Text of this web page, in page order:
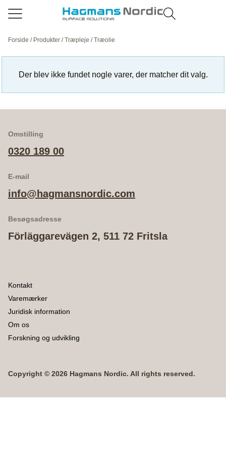
Forside / Produkter /Træpleje / Træolie
Der blev ikke fundet nogle varer, der matcher dit valg.
Omstilling
0320 189 00
E-mail
info@hagmansnordic.com
Besøgsadresse
Förläggarevägen 2, 511 72 Fritsla
Kontakt
Varemærker
Juridisk information
Om os
Forskning og udvikling
Copyright © 2026 Hagmans Nordic. All rights reserved.